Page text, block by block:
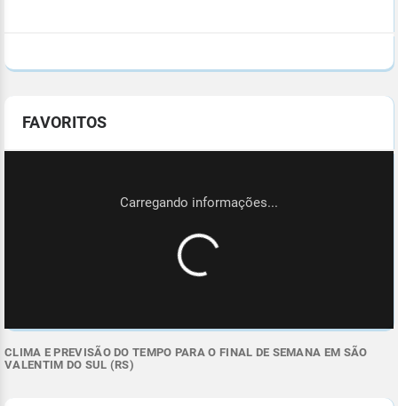
FAVORITOS
CLIMA E PREVISÃO DO TEMPO PARA O FINAL DE SEMANA EM SÃO
VALENTIM DO SUL (RS)